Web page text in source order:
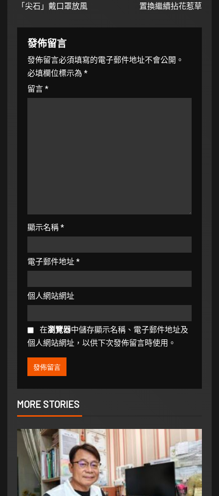
「尖石」戴口罩放風 置換繼續拈花惹草
發佈留言
發佈留言必須填寫的電子郵件地址不會公開。
必填欄位標示為 *
留言 *
顯示名稱 *
電子郵件地址 *
個人網站網址
在瀏覽器中儲存顯示名稱、電子郵件地址及
個人網站網址，以供下次發佈留言時使用。
MORE STORIES